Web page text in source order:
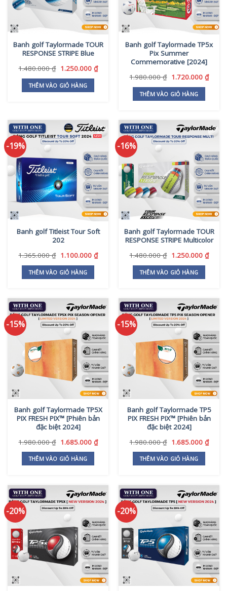
Banh golf Taylormade TOUR
RESPONSE STRIPE Blue
1.480.000₫ Giá
là:
1.480.000 ₫.
1.250.000 ₫Giá
1.250.000 ₫.
THÊM VÀO GIỎ HÀNG
Banh golf Taylormade TP5x
Pix Summer
Commemorative [2024]
1.980.000₫ Giá
là:
1.980.000 ₫.
1.720.000 ₫Giá
THÊM VÀO GIỎ HÀNG
-19%
Banh golf Titleist Tour Soft
202
1.365.000₫ Giá
là:
1.365.000 ₫.
1.100.000 ₫Giá
THÊM VÀO GIỎ HÀNG
-16%
Banh golf Taylormade TOUR
RESPONSE STRIPE Multicolor
1.480.000₫ Giá
là:
1.480.000 ₫.
1.250.000 ₫Giá
THÊM VÀO GIỎ HÀNG
-15%
Banh golf Taylormade TP5X
PIX FRESH PIX™ [Phiên bản
đặc biệt 2024]
1.980.000₫ Giá
gốc
là:
1.980.000 ₫.
1.685.000 ₫Giá
THÊM VÀO GIỎ HÀNG
-15%
Banh golf Taylormade TP5
PIX FRESH PIX™ [Phiên bản
đặc biệt 2024]
1.980.000₫ Giá
gốc
là:
1.980.000 ₫.
1.685.000 ₫Giá
THÊM VÀO GIỎ HÀNG
-20% -20%